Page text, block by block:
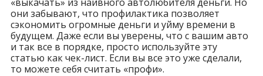
они забывают, что профилактика позволяет
сэкономить огромные деньги и уйму времени в
будущем. Даже если вы уверены, что с вашим авто
и так все в порядке, просто используйте эту
статью как чек-лист. Если вы все это уже сделали,
то можете себя считать «профи».